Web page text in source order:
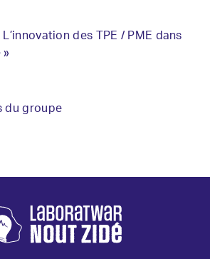
des TPE / PME dans
»
du groupe